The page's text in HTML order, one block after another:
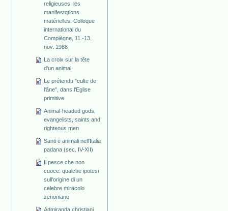
religieuses: les
manifestqtions
matérielles. Colloque
international du
Compiègne, 11.-13.
nov. 1988
La croix sur la tête
d'un animal
Le prétendu "culte de
l'âne", dans l'Eglise
primitive
Animal-headed gods,
evangelists, saints and
righteous men
Santi e animali nell'Italia
padana (sec. IV-XII)
Il pesce che non
cuoce: qualche ipotesi
sull'origine di un
celebre miracolo
zenoniano
Admiranda christiani